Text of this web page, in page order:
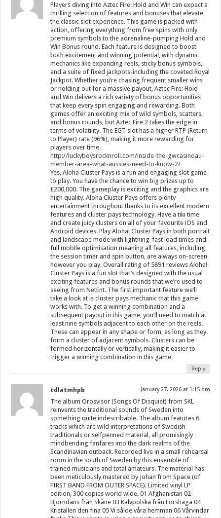
Players diving into Aztec Fire: Hold and Win can expect a
thrilling selection of features and bonuses that elevate
the classic slot experience. This game is packed with
action, offering everything from free spins with only
premium symbols to the adrenaline-pumping Hold and
Win Bonus round. Each feature is designed to boost
both excitement and winning potential, with dynamic
mechanics like expanding reels, sticky bonus symbols,
and a suite of fixed jackpots-including the coveted Royal
Jackpot. Whether you’re chasing frequent smaller wins
or holding out for a massive payout, Aztec Fire: Hold
and Win delivers a rich variety of bonus opportunities
that keep every spin engaging and rewarding. Both
games offer an exciting mix of wild symbols, scatters,
and bonus rounds, but Aztec Fire 2 takes the edge in
terms of volatility. The EGT slot has a higher RTP (Return
to Player) rate (96%), making it more rewarding for
players over time.
http://luckyboysrocknroll.com/inside-the-gwcasinoau-
member-area-what-aussies-need-to-know-2/
Yes, Aloha Cluster Pays is a fun and engaging slot game
to play. You have the chance to win big prizes up to
£200,000. The gameplay is exciting and the graphics are
high quality. Aloha Cluster Pays offers plenty
entertainment throughout thanks to its excellent modern
features and cluster pays technology. Have a tiki time
and create juicy clusters on all of your favourite iOS and
Android devices. Play Aloha! Cluster Pays in both portrait
and landscape mode with lightning-fast load times and
full mobile optimisation meaning all features, including
the session timer and spin button, are always on-screen
however you play. Overall rating of 5891 reviews Aloha!
Cluster Pays is a fun slot that’s designed with the usual
exciting features and bonus rounds that we’re used to
seeing from NetEnt. The first important feature we’ll
take a look at is cluster pays mechanic that this game
works with. To get a winning combination and a
subsequent payout in this game, you’ll need to match at
least nine symbols adjacent to each other on the reels.
These can appear in any shape or form, as long as they
form a cluster of adjacent symbols. Clusters can be
formed horizontally or vertically, making it easier to
trigger a winning combination in this game.
Reply
tdlatmhpb January 27, 2026 at 1:15 pm
The album Orosvisor (Songs Of Disquiet) from SKL
reinvents the traditional sounds of Sweden into
something quite indescribable. The album features 6
tracks which are wild interpretations of Swedish
traditionals or selfpenned material, all promisingly
mindbending fanfares into the dark realms of the
Scandinavian outback. Recorded live in a small rehearsal
room in the south of Sweden by this ensemble of
trained musicians and total amateurs. The material has
been meticulously mastered by Johan from Space (of
FIRST BAND FROM OUTER SPACE). Limited vinyl LP
edition, 300 copies world wide. 01 Afghanistan 02
Björndans från Skåne 03 Kalvpolska från Forshaga 04
Kristallen den fina 05 Vi sålde våra hemman 06 Vårvindar